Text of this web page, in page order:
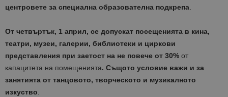
центровете за специална образователна подкрепа.
От четвъртък, 1 април, се допускат посещенията в кина,
театри, музеи, галерии, библиотеки и циркови
представления при заетост на не повече от 30% от
капацитета на помещенията. Същото условие важи и за
занятията от танцовото, творческото и музикалното
изкуство.